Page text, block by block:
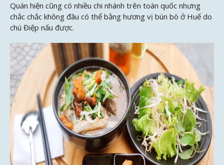
Quán hiện cũng có nhiều chi nhánh trên toàn quốc nhưng
chắc chắc không đâu có thể bằng hương vị bún bò ở Huế do
chú Điệp nấu được.